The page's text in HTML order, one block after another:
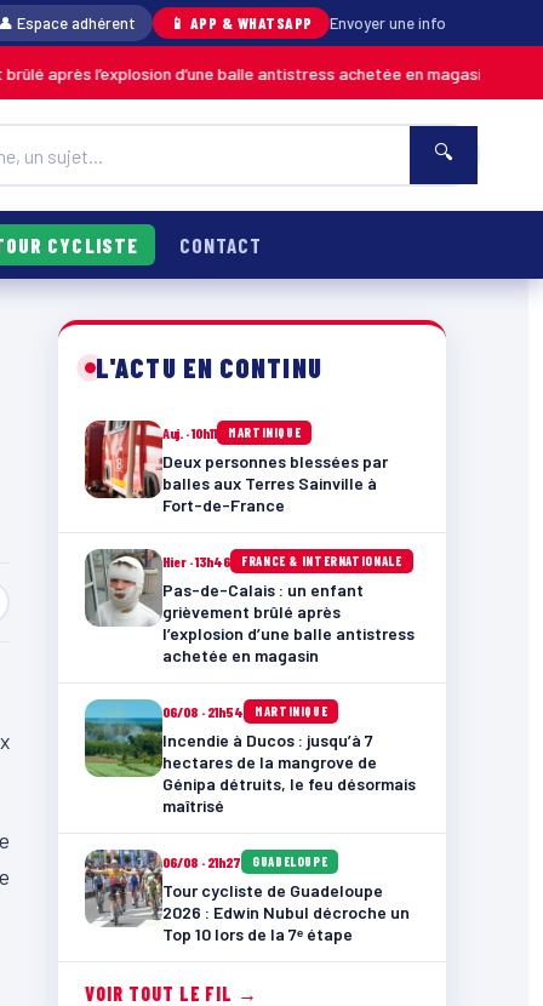
👤 Espace adhérent 📱 APP & WHATSAPP Envoyer une info
d’une balle antistress achetée en magasin MARTINIQUE
🔍
CYCLISTE CONTACT
L'ACTU EN CONTINU
Auj. · 10h11 MARTINIQUE
Deux personnes blessées par
balles aux Terres Sainville à
Fort-de-France
Hier · 13h46 FRANCE & INTERNATIONALE
Pas-de-Calais : un enfant
grièvement brûlé après
l’explosion d’une balle antistress
achetée en magasin
06/08 · 21h54 MARTINIQUE
Incendie à Ducos : jusqu’à 7
hectares de la mangrove de
Génipa détruits, le feu désormais
maîtrisé
06/08 · 21h27 GUADELOUPE
Tour cycliste de Guadeloupe
2026 : Edwin Nubul décroche un
Top 10 lors de la 7ᵉ étape
VOIR TOUT LE FIL →